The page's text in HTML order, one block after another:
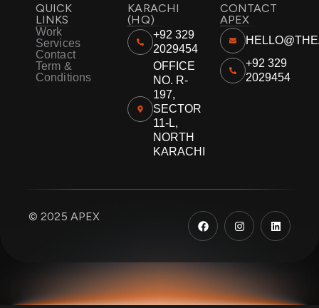
QUICK
LINKS
Work
Services
Contact
Term &
Conditions
KARACHI
(HQ)
+92 329
2029454
OFFICE
NO. R-
197,
SECTOR
11-L,
NORTH
KARACHI
CONTACT
APEX
+92 329
2029454
© 2025 APEX
F
a
c
o
o
k
I
n
s
a
m
L
i
n